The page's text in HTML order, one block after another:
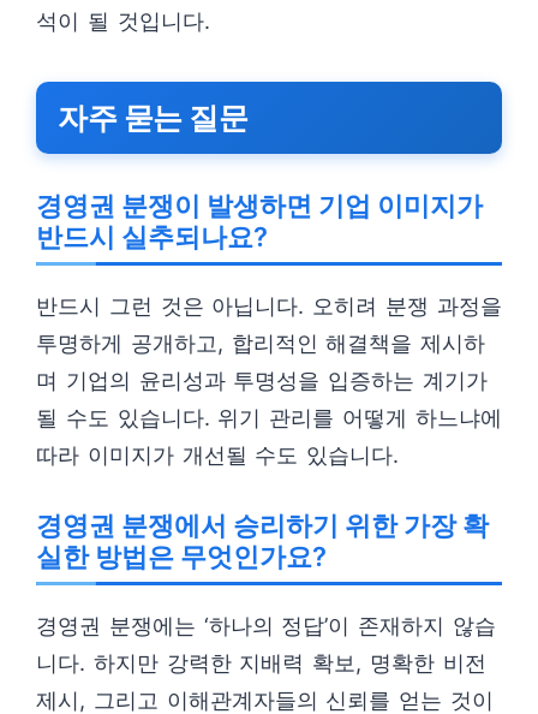
석이 될 것입니다.
자주 묻는 질문
경영권 분쟁이 발생하면 기업 이미지가
반드시 실추되나요?
반드시 그런 것은 아닙니다. 오히려 분쟁 과정을
투명하게 공개하고, 합리적인 해결책을 제시하
며 기업의 윤리성과 투명성을 입증하는 계기가
될 수도 있습니다. 위기 관리를 어떻게 하느냐에
따라 이미지가 개선될 수도 있습니다.
경영권 분쟁에서 승리하기 위한 가장 확
실한 방법은 무엇인가요?
경영권 분쟁에는 ‘하나의 정답’이 존재하지 않습
니다. 하지만 강력한 지배력 확보, 명확한 비전
제시, 그리고 이해관계자들의 신뢰를 얻는 것이